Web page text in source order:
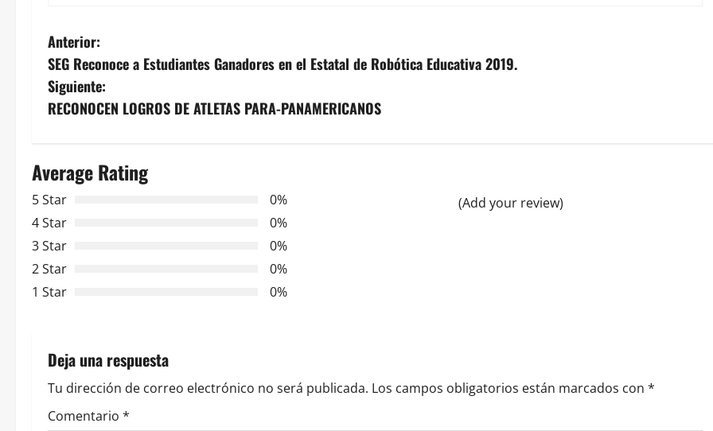
N
a
v
g
a
c
i
n
d
e
Anterior:
SEG Reconoce a Estudiantes Ganadores en el Estatal de Robótica Educativa 2019.
Siguiente:
RECONOCEN LOGROS DE ATLETAS PARA-PANAMERICANOS
Average Rating
5 Star
0%
4 Star
0%
3 Star
0%
2 Star
0%
1 Star
0%
(Add your review)
Deja una respuesta
Tu dirección de correo electrónico no será publicada. Los campos obligatorios están marcados con *
Comentario *